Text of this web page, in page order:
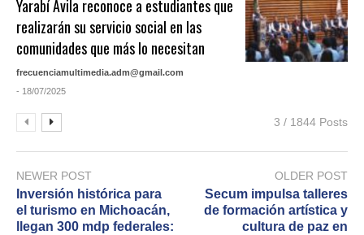
Yarabí Ávila reconoce a estudiantes que
realizarán su servicio social en las
comunidades que más lo necesitan
frecuenciamultimedia.adm@gmail.com
- 18/07/2025
3 / 1844 Posts
NEWER POST
Inversión histórica para
el turismo en Michoacán,
llegan 300 mdp federales:
OLDER POST
Secum impulsa talleres
de formación artística y
cultura de paz en